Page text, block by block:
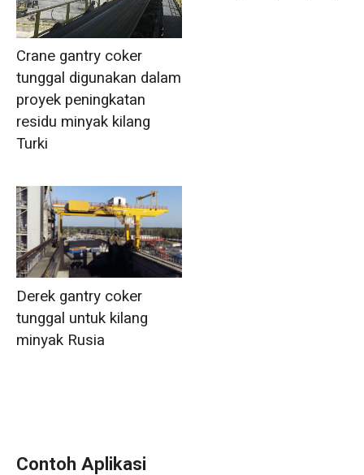
Crane gantry coker
tunggal digunakan dalam
proyek peningkatan
residu minyak kilang
Turki
Derek gantry coker
tunggal untuk kilang
minyak Rusia
Contoh Aplikasi